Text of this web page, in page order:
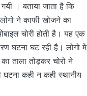
। बताया जाता है कि
ने काफी खोजने का
चोरी होती है। यह एक
घटना घट रही है। लोगो मे
ताला तोड़कर चोरो ने
कही न कही स्थानीय